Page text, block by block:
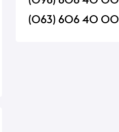
(063) 606 40 00